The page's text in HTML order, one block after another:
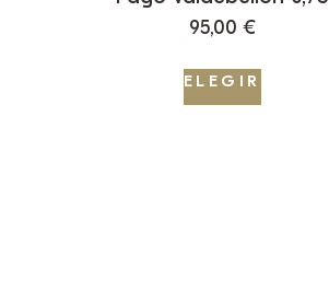
95,00 €
ELEGIR